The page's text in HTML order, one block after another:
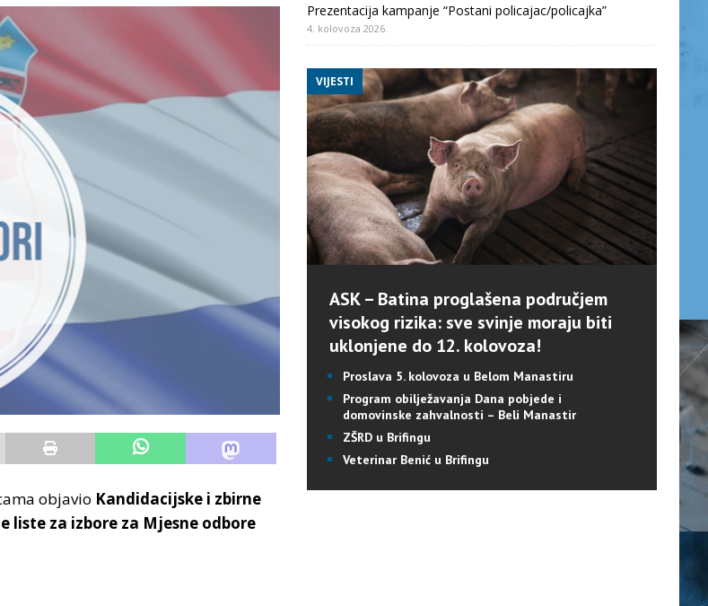
objavio Kandidacijske i zbirne
liste za izbore za Mjesne odbore
Prezentacija kampanje “Postani policajac/policajka”
4. kolovoza 2026.
VIJESTI
ASK – Batina proglašena područjem
visokog rizika: sve svinje moraju biti
uklonjene do 12. kolovoza!
Proslava 5. kolovoza u Belom Manastiru
Program obilježavanja Dana pobjede i
domovinske zahvalnosti – Beli Manastir
ZŠRD u Brifingu
Veterinar Benić u Brifingu